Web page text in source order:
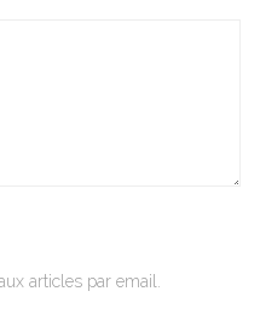
articles par email.